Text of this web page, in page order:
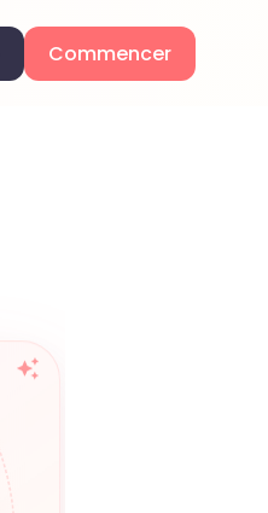
Commencer